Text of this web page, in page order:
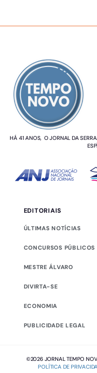
HÁ 41 ANOS, O JORNAL DA
EDITORIAIS
ÚLTIMAS NOTÍCIAS
CONCURSOS PÚBLICOS
MESTRE ÁLVARO
DIVIRTA-SE
ECONOMIA
PUBLICIDADE LEGAL
©2026 JORNAL TEMPO
POLÍTICA DE